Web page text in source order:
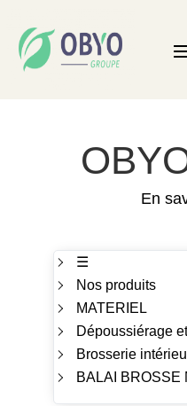
En
☰
Nos produits
MATERIEL
Dépoussiérage
Brosserie
BALAI BROSSE